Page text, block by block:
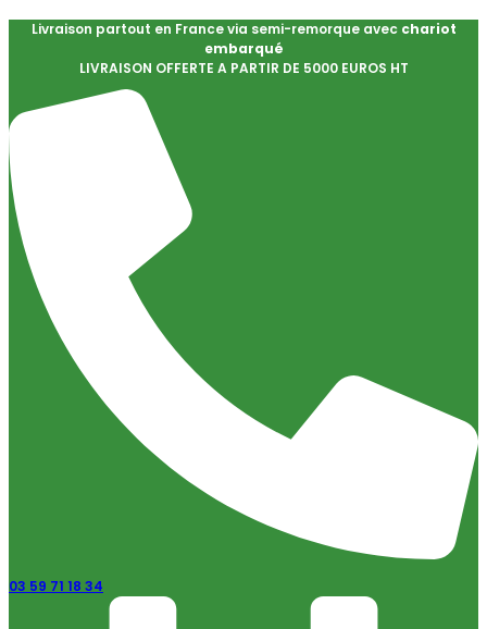
Livraison partout en France via semi-remorque avec chariot
embarqué
LIVRAISON OFFERTE A PARTIR DE 5000 EUROS HT
03 59 71 18 34